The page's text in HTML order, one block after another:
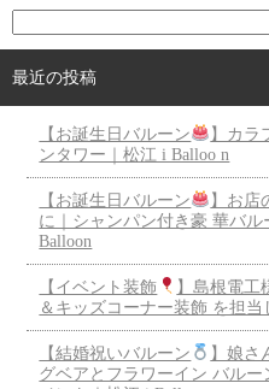
最近の投稿
【お誕生日バルーン
】カラ
ンタワー｜松江 i Balloo n
【お誕生日バルーン
】お店
に｜シャンパン付き豪 華バ
Balloon
【イベント装飾
】島根電工
＆キッズコーナー装飾 を担
【結婚祝いバルーン
】娘さ
グベアとフラワーイン バル